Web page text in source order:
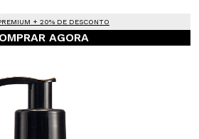
+ 20% DE DESCONTO
AGORA